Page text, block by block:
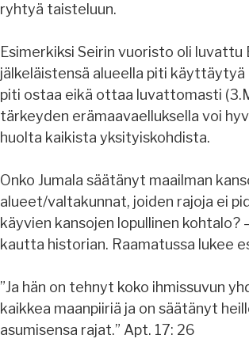
ryhtyä taisteluun.
Esimerkiksi Seirin vuoristo oli luvattu
jälkeläistensä alueella piti käyttäytyä
piti ostaa eikä ottaa luvattomasti
tärkeyden erämaavaelluksella voi
huolta kaikista yksityiskohdista.
Onko Jumala säätänyt maailman
alueet/valtakunnat, joiden rajoja ei
käyvien kansojen lopullinen kohtalo?
kautta historian. Raamatussa lukee
”Ja hän on tehnyt koko ihmissuvun
kaikkea maanpiiriä ja on säätänyt
asumisensa rajat.” Apt. 17: 26